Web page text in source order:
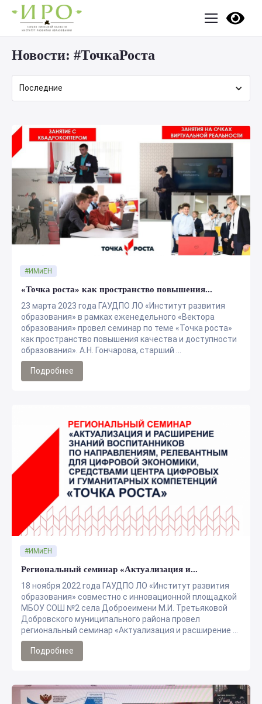
Новости: #ТочкаРоста
Последние
«Точка роста» как пространство повышения...
23 марта 2023 года ГАУДПО ЛО «Институт развития
образования» в рамках еженедельного «Вектора
образования» провел семинар по теме «Точка роста»
как пространство повышения качества и доступности
образования». А.Н. Гончарова, старший ...
#ИМиЕН
Подробнее
Региональный семинар «Актуализация и...
18 ноября 2022 года ГАУДПО ЛО «Институт развития
образования» совместно с инновационной площадкой
МБОУ СОШ №2 села Доброеимени М.И. Третьяковой
Добровского муниципального района провел
региональный семинар «Актуализация и расширение ...
#ИМиЕН
Подробнее